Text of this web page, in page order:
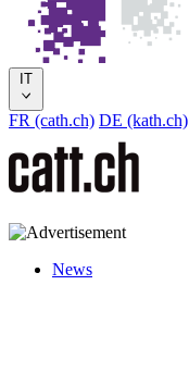
IT
FR (cath.ch) DE (kath.ch)
News